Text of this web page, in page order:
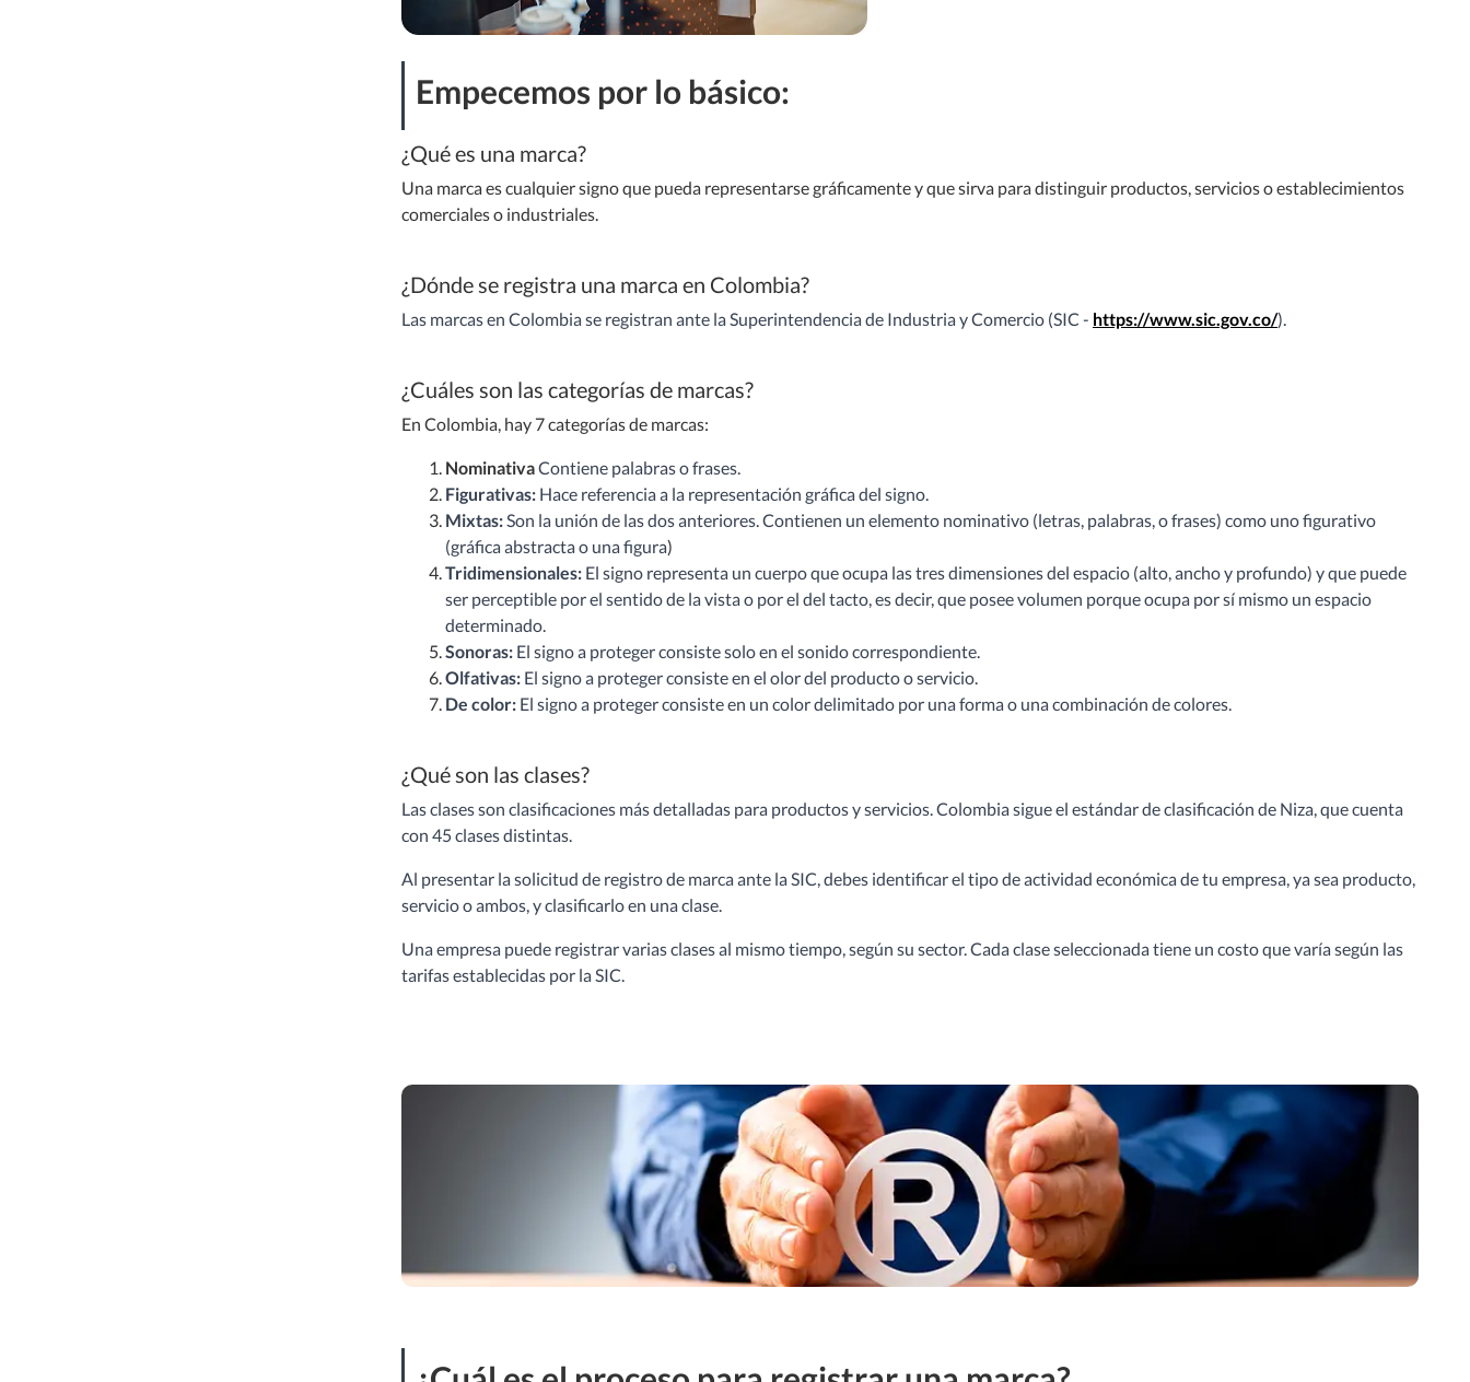
Empecemos por lo básico:
¿Qué es una marca?
Una marca es cualquier signo que pueda representarse gráficamente y que sirva para distinguir productos, servicios o establecimientos
comerciales o industriales.
¿Dónde se registra una marca en Colombia?
Las marcas en Colombia se registran ante la Superintendencia de Industria y Comercio (SIC - https://www.sic.gov.co/).
¿Cuáles son las categorías de marcas?
En Colombia, hay 7 categorías de marcas:
NominativaContiene palabras o frases.
Figurativas: Hace referencia a la representación gráfica del signo.
Mixtas:Son la unión de las dos anteriores. Contienen un elemento nominativo (letras, palabras, o frases) como uno figurativo
(gráfica abstracta o una figura)
Tridimensionales: El signo representa un cuerpo que ocupa las tres dimensiones del espacio (alto, ancho y profundo) y que puede
ser perceptible por el sentido de la vista o por el del tacto, es decir, que posee volumen porque ocupa por sí mismo un espacio
determinado.
Sonoras: El signo a proteger consiste solo en el sonido correspondiente.
Olfativas: El signo a proteger consiste en el olor del producto o servicio.
De color: El signo a proteger consiste en un color delimitado por una forma o una combinación de colores.
¿Qué son las clases?
Las clases son clasificaciones más detalladas para productos y servicios. Colombia sigue el estándar de clasificación de Niza, que cuenta
con 45 clases distintas.
Al presentar la solicitud de registro de marca ante la SIC, debes identificar el tipo de actividad económica de tu empresa, ya sea producto,
servicio o ambos, y clasificarlo en una clase.
Una empresa puede registrar varias clases al mismo tiempo, según su sector. Cada clase seleccionada tiene un costo que varía según las
tarifas establecidas por la SIC.